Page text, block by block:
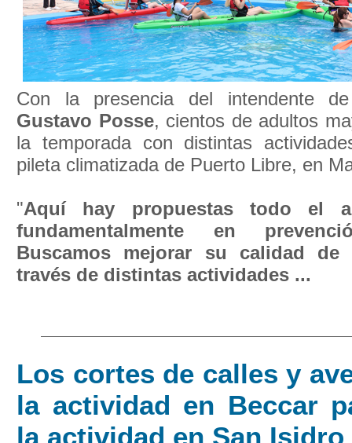
Con la presencia del intendente
Gustavo Posse, cientos de adultos
la temporada con distintas
pileta climatizada de Puerto Libre, en
"Aquí hay propuestas todo el
fundamentalmente en
Buscamos mejorar su calidad
través de distintas actividades ...
Los cortes de calles y
la actividad en Beccar
la actividad en San Isidro